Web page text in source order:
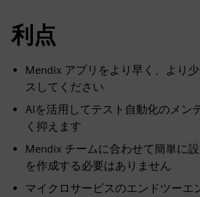
利点
Mendix アプリをより早く、より
スしてください
AIを活用してテスト自動化のメン
く抑えます
Mendix チームに合わせて簡単に
を作成する必要はありません
マイクロサービスのエンドツーエ